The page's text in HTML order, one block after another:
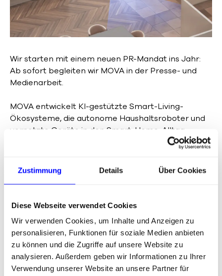
Zustimmung Details Über Cookies
Diese Webseite verwendet Cookies
Wir verwenden Cookies, um Inhalte und Anzeigen zu
personalisieren, Funktionen für soziale Medien anbieten
zu können und die Zugriffe auf unsere Website zu
analysieren. Außerdem geben wir Informationen zu Ihrer
Verwendung unserer Website an unsere Partner für
Wir starten mit einem neuen PR-Mandat ins Jahr:
Ab sofort begleiten wir MOVA in der Presse- und
Medienarbeit.
MOVA entwickelt KI-gestützte Smart-Living-
Ökosysteme, die autonome Haushaltsroboter und
vernetzte Geräte in den Smart-Home-Alltag
integrieren. Genau dieses Zusammenspiel aus
Mittelpunkt unserer PR-Arbeit.
Consumer- und Lifestyle-Medien, der
sowie dem gezielten Ausbau relevanter
Journalistenkontakte im DACH-Raum.
Mit dem neuen Mandat bauen wir unsere Expertise
im Bereich Consumer Technology und Smart Home